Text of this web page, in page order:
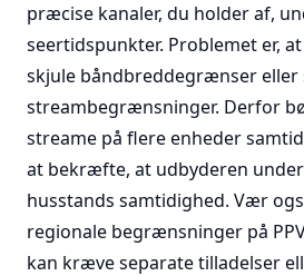
præcise kanaler, du holder af,
seertidspunkter. Problemet er,
skjule båndbreddegrænser eller
streambegrænsninger. Derfor
streame på flere enheder
at bekræfte, at udbyderen
husstands samtidighed. Vær
regionale begrænsninger på
kan kræve separate tilladelser